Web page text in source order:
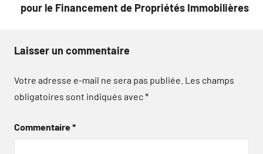
pour le Financement de Propriétés Immobilières
Laisser un commentaire
Votre adresse e-mail ne sera pas publiée. Les champs
obligatoires sont indiqués avec*
Commentaire*